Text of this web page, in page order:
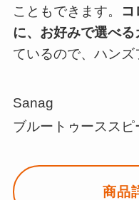
こともできます。 コ
に、お好みで選べる
ているので、ハンズ
Sanag
ブルートゥーススピ
商品